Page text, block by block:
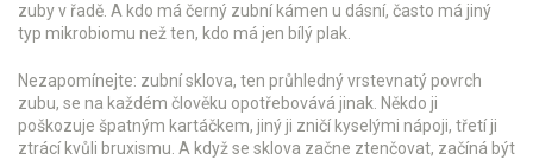
zuby v řadě. A kdo má černý zubní kámen u dásní, často má jiný
typ mikrobiomu než ten, kdo má jen bílý plak.
Nezapomínejte: zubní sklova, ten průhledný vrstevnatý povrch
zubu, se na každém člověku opotřebovává jinak. Někdo ji
poškozuje špatným kartáčkem, jiný ji zničí kyselými nápoji, třetí ji
ztrácí kvůli bruxismu. A když se sklova začne ztenčovat, začíná být